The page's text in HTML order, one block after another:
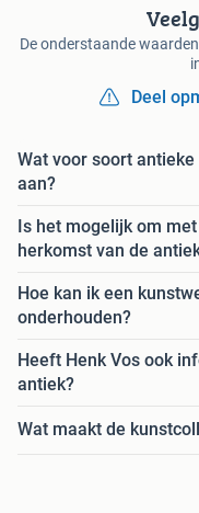
De onderstaande
Deel
Wat voor soort
aan?
Is het mogelijk om
herkomst van de
Hoe kan ik een
onderhouden?
Heeft Henk Vos ook
antiek?
Wat maakt de